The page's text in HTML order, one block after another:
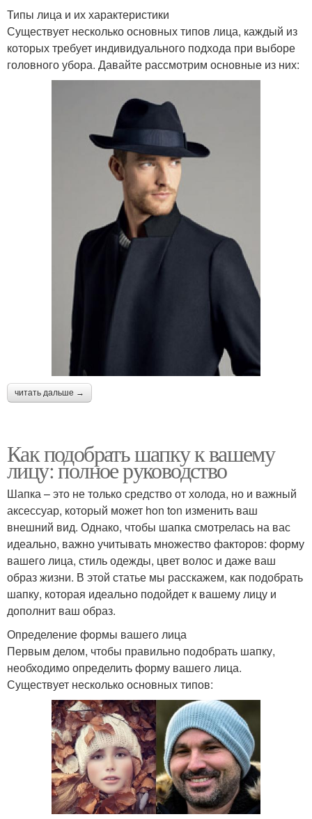
Типы лица и их характеристики
Существует несколько основных типов лица, каждый из
которых требует индивидуального подхода при выборе
головного убора. Давайте рассмотрим основные из них:
читать дальше →
Как подобрать шапку к вашему
лицу: полное руководство
Шапка – это не только средство от холода, но и важный
аксессуар, который может hon ton изменить ваш
внешний вид. Однако, чтобы шапка смотрелась на вас
идеально, важно учитывать множество факторов: форму
вашего лица, стиль одежды, цвет волос и даже ваш
образ жизни. В этой статье мы расскажем, как подобрать
шапку, которая идеально подойдет к вашему лицу и
дополнит ваш образ.
Определение формы вашего лица
Первым делом, чтобы правильно подобрать шапку,
необходимо определить форму вашего лица.
Существует несколько основных типов: